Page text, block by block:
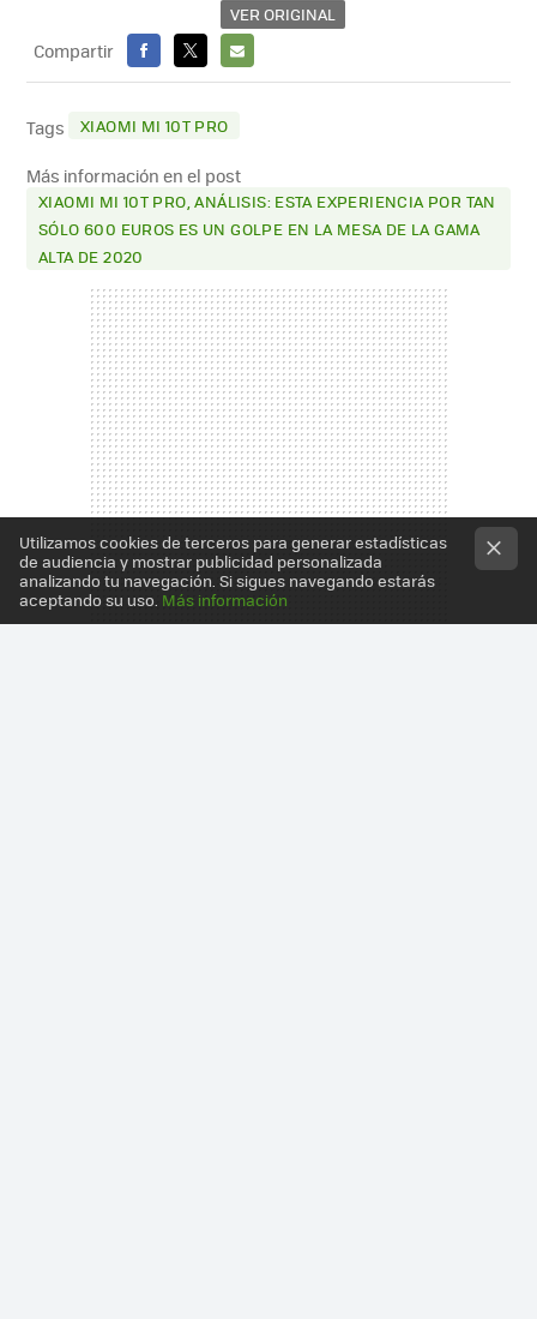
VER ORIGINAL
Compartir
FACEBOOK
X
E-
MAIL
Tags XIAOMI MI 10T PRO
Más información en el post
XIAOMI MI 10T PRO, ANÁLISIS: ESTA EXPERIENCIA POR TAN
SÓLO 600 EUROS ES UN GOLPE EN LA MESA DE LA GAMA
ALTA DE 2020
Utilizamos cookies de terceros para generar estadísticas
de audiencia y mostrar publicidad personalizada
analizando tu navegación. Si sigues navegando estarás
aceptando su uso. Más información